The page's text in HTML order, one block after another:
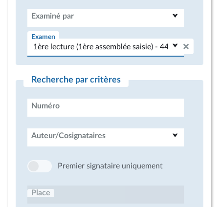
Examiné par
Examen
Recherche par critères
Numéro
Auteur/Cosignataires
Premier signataire uniquement
Place